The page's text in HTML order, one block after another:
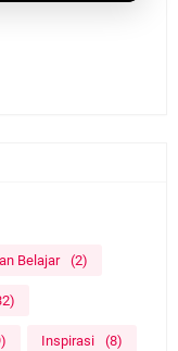
Belajar (2)
Inspirasi (8)